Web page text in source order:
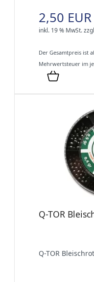
2,50 EUR
inkl. 19 % MwSt.
Der Gesamtpreis ist
Mehrwertsteuer im
Q-TOR
Q-TOR Bleischrot